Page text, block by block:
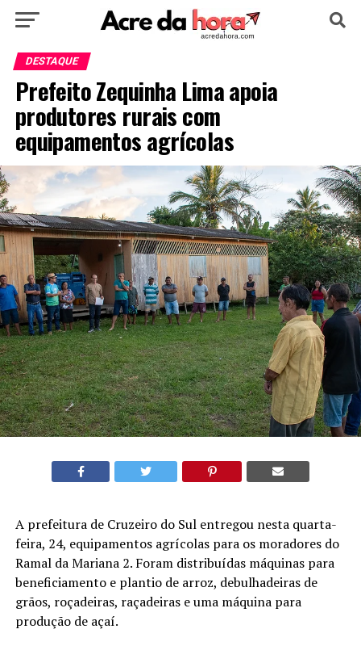
HOME
EDUCAÇÃO NOTÍCIA MUNDO
DESTAQUE
Prefeito Zequinha Lima apoia
produtores rurais com
equipamentos agrícolas
A prefeitura de Cruzeiro do Sul entregou nesta quarta-
feira, 24, equipamentos agrícolas para os moradores do
Ramal da Mariana 2. Foram distribuídas máquinas para
beneficiamento e plantio de arroz, debulhadeiras de
grãos, roçadeiras, raçadeiras e uma máquina para
produção de açaí.